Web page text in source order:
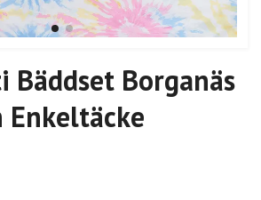
Borganäs
Enkeltäcke